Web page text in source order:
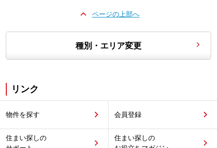
ページの上部へ
種別・エリア変更
リンク
物件を探す 会員登録
住まい探しの
住まい探しの